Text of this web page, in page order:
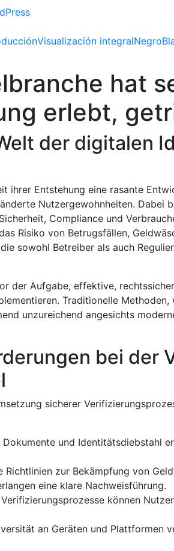
Visualización integralNegro
hat
erlebt,
der digitalen
ihrer Entstehung eine rasante
Nutzergewohnheiten. Dabei
Compliance und
Risiko von Betrugsfällen,
sowohl Betreiber als auch
der Aufgabe, effektive,
Traditionelle
unzureichend angesichts
bei der
sicherer
Dokumente und Identitätsdiebstahl
Richtlinien zur Bekämpfung von
eine klare Nachweisführung.
können
an Geräten und Plattformen